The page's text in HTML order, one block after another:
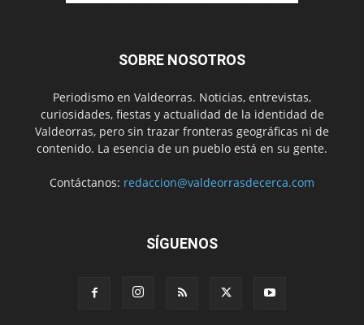
SOBRE NOSOTROS
Periodismo en Valdeorras. Noticias, entrevistas,
curiosidades, fiestas y actualidad de la identidad de
Valdeorras, pero sin trazar fronteras geográficas ni de
contenido. La esencia de un pueblo está en su gente.
Contáctanos: redaccion@valdeorrasdecerca.com
SÍGUENOS